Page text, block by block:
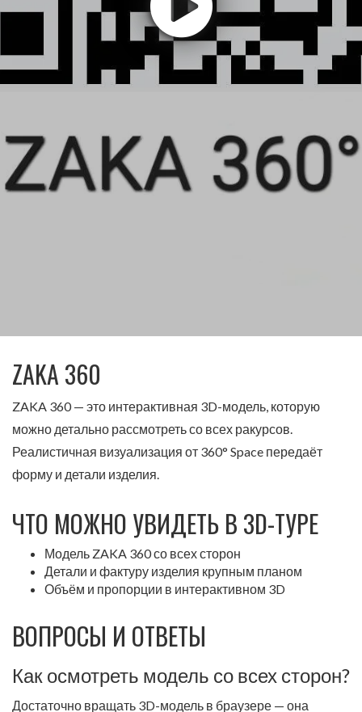
ZAKA 360
ZAKA 360 — это интерактивная 3D-модель, которую
можно детально рассмотреть со всех ракурсов.
Реалистичная визуализация от 360° Space передаёт
форму и детали изделия.
ЧТО МОЖНО УВИДЕТЬ В 3D-ТУРЕ
Модель ZAKA 360 со всех сторон
Детали и фактуру изделия крупным планом
Объём и пропорции в интерактивном 3D
ВОПРОСЫ И ОТВЕТЫ
Как осмотреть модель со всех сторон?
Достаточно вращать 3D-модель в браузере — она